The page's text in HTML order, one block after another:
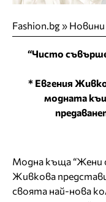
Fashion.bg» Новини
“Чисто
* Евгения
модната
Модна къща “Жени
Живкова
своята най-нова